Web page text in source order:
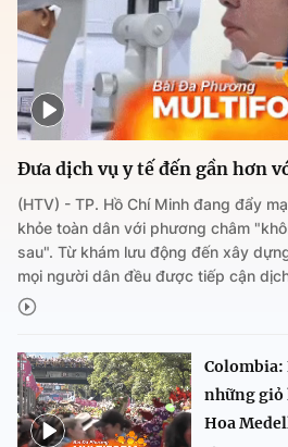
Đưa dịch vụ y tế đến gần hơn
(HTV) - TP. Hồ Chí Minh đang đẩy
khỏe toàn dân với phương châm
sau". Từ khám lưu động đến xây
mọi người dân đều được tiếp cận
Colombia:
những giỏ
Hoa